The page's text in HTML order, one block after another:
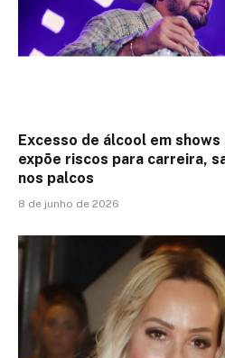
Excesso de álcool em
expõe riscos para carreira,
nos palcos
8 de junho de 2026